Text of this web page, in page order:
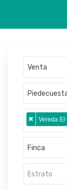
Venta
× Vereda El
Finca
Estrato